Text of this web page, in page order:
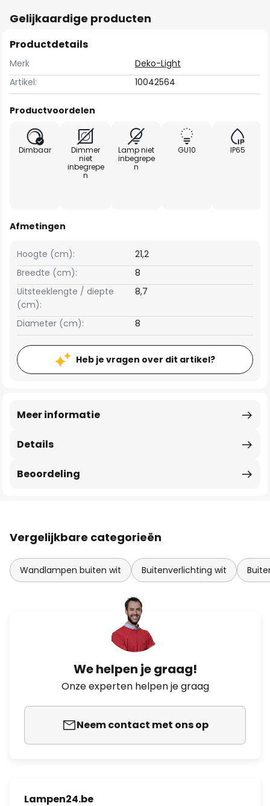
Gelijkaardige producten
Productdetails
Merk
Deko-Light
Artikel:
10042564
Productvoordelen
Dimbaar
Dimmer
niet
inbegrepe
n
Lamp niet
inbegrepe
n
GU10 IP65
Afmetingen
Breedte (cm): 8
Hoogte (cm): 21,2
Uitsteeklengte / diepte
(cm):
8,7
Diameter (cm): 8
Heb je vragen over dit artikel?
Details
Meer informatie
Beoordeling
Vergelijkbare categorieën
Wandlampen buiten wit Buitenverlichting wit
We helpen je graag!
Onze experten helpen je graag
Neem contact met ons op
Lampen24.be